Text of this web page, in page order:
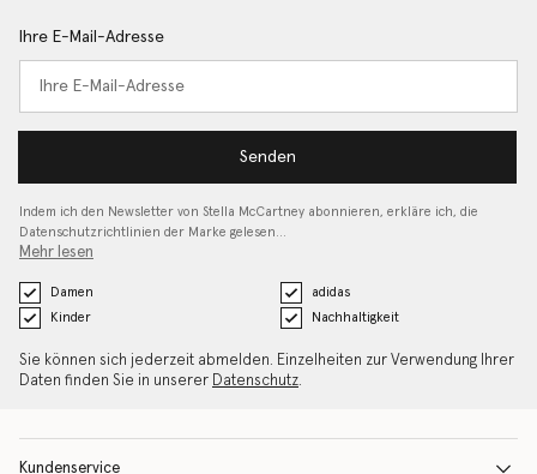
Ihre E-Mail-Adresse
Senden
Indem ich den Newsletter von Stella McCartney abonnieren, erkläre ich, die
Datenschutzrichtlinien der Marke gelesen…
Mehr lesen
Damen
adidas
Kinder
Nachhaltigkeit
Sie können sich jederzeit abmelden. Einzelheiten zur Verwendung Ihrer
Daten finden Sie in unserer Datenschutz.
Kundenservice